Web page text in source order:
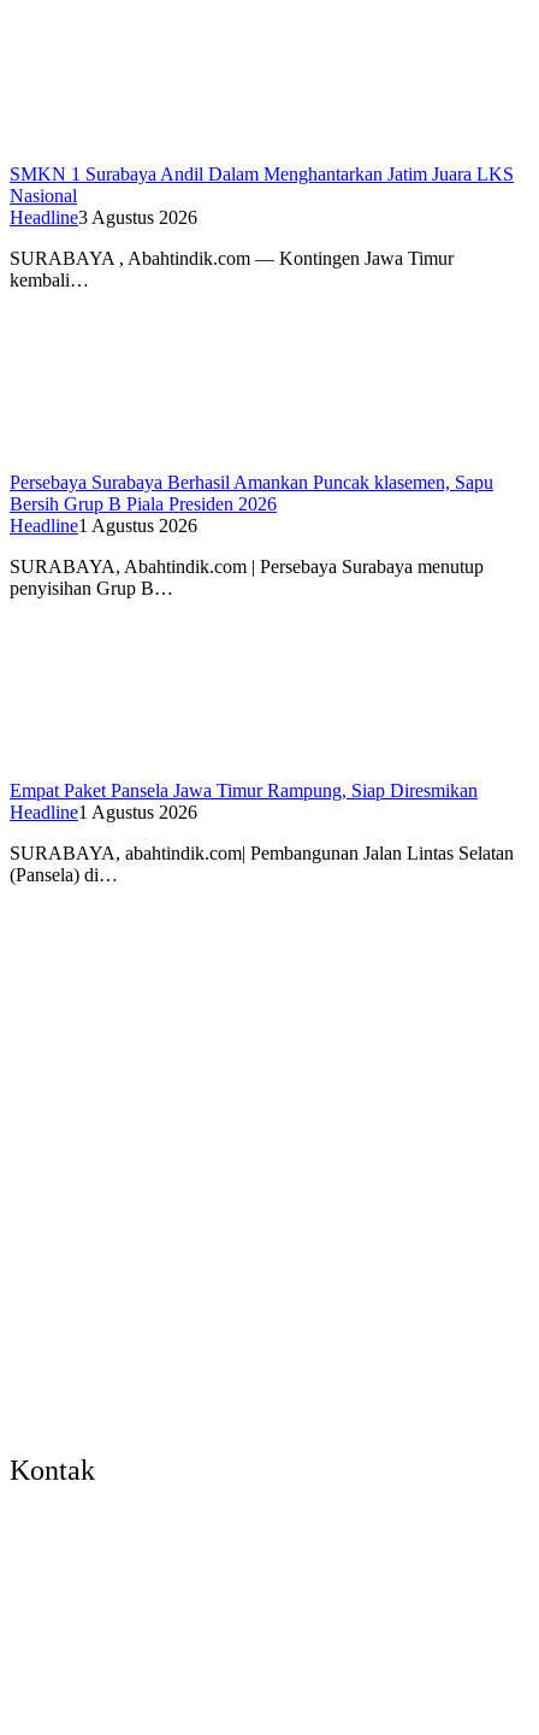
SMKN 1 Surabaya Andil Dalam Menghantarkan Jatim Juara LKS
Nasional
Headline3 Agustus 2026
SURABAYA , Abahtindik.com — Kontingen Jawa Timur
kembali…
Persebaya Surabaya Berhasil Amankan Puncak klasemen, Sapu
Bersih Grup B Piala Presiden 2026
Headline1 Agustus 2026
SURABAYA, Abahtindik.com | Persebaya Surabaya menutup
penyisihan Grup B…
Empat Paket Pansela Jawa Timur Rampung, Siap Diresmikan
Headline1 Agustus 2026
SURABAYA, abahtindik.com| Pembangunan Jalan Lintas Selatan
(Pansela) di…
Kontak